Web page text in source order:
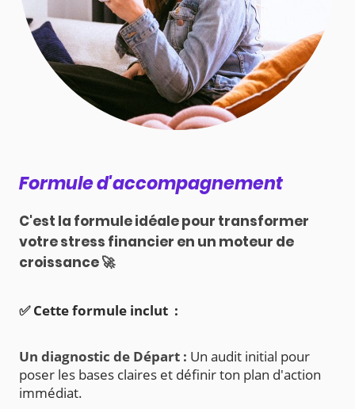
Formule d'accompagnement
C'est la formule idéale pour transformer
votre stress financier en un moteur de
croissance 🚀
✅ Cette formule inclut :
Un diagnostic de Départ : Un audit initial pour
poser les bases claires et définir ton plan d'action
immédiat.